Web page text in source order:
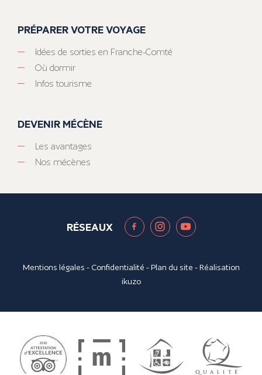
PRÉPARER VOTRE VOYAGE
Idées de sorties en Franche-Comté
Où dormir
Infos tourisme
DEVENIR MÉCÈNE
Les avantages
Nos mécènes
RÉSEAUX
Mentions légales - Confidentialité -Plan du site - Réalisation
ikuzo